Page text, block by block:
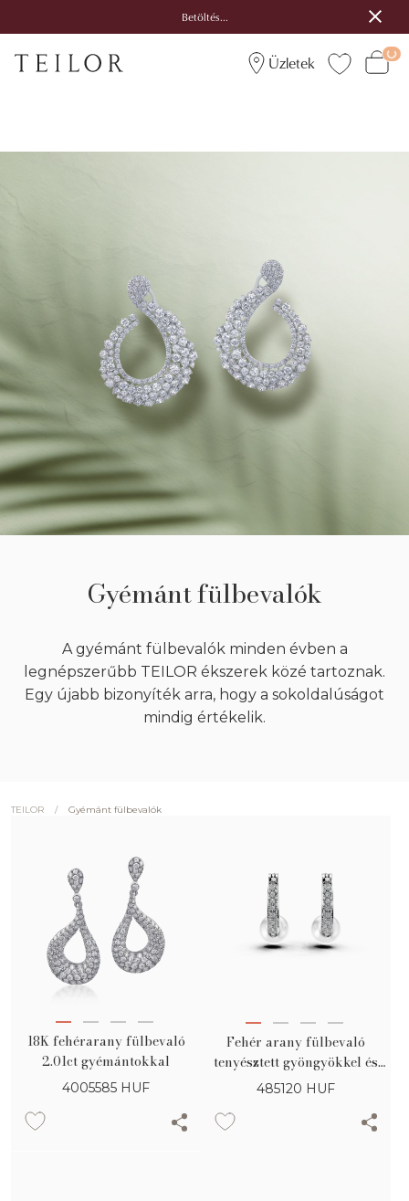
Betöltés...
Üzletek
Gyémánt fülbevalók
A gyémánt fülbevalók minden évben a
legnépszerűbb TEILOR ékszerek közé tartoznak.
Egy újabb bizonyíték arra, hogy a sokoldalúságot
mindig értékelik.
TEILOR / Gyémánt fülbevalók
18K fehérarany fülbevaló
2.01ct gyémántokkal
4005585 HUF
Fehér arany fülbevaló
tenyésztett gyöngyökkel és
0.18ct gyémántokkal
485120 HUF